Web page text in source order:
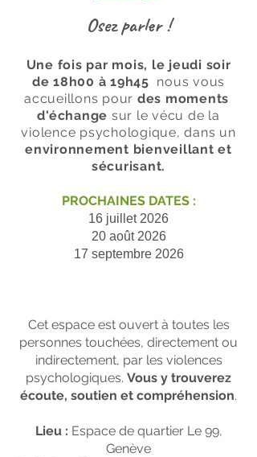
Osez parler !
Une fois par mois, le jeudi soir
de 18h00 à 19h45 nous vous
accueillons pour des moments
d'échange sur le vécu de la
violence psychologique, dans un
environnement bienveillant et
sécurisant.
PROCHAINES DATES :
16 juillet 2026
20 août 2026
17 septembre 2026
Cet espace est ouvert à toutes les
personnes touchées, directement ou
indirectement, par les violences
psychologiques. Vous y trouverez
écoute, soutien et compréhension.
Lieu : Espace de quartier Le 99,
Genève